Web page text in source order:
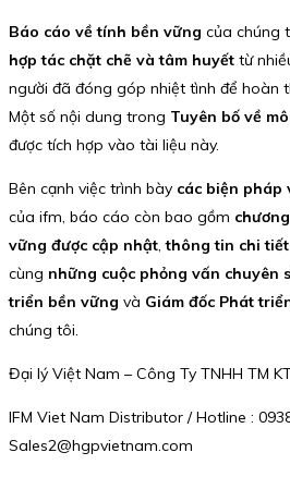
Báo cáo về tính bền vững của chúng
hợp tác chặt chẽ và tâm huyết từ
người đã đóng góp nhiệt tình để hoàn
Một số nội dung trong Tuyên bố về
được tích hợp vào tài liệu này.
Bên cạnh việc trình bày các biện pháp
của ifm, báo cáo còn bao gồm
vững được cập nhật,thông tin chi
cùng những cuộc phỏng vấn chuyên
triển bền vững và Giám đốc Phát
chúng tôi.
Đại lý Việt Nam – Công Ty TNHH TM
IFM Viet Nam Distributor / Hotline :
Sales2@hgpvietnam.com